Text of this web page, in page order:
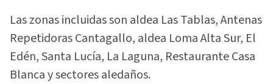
Las zonas incluidas son aldea Las Tablas, Antenas
Repetidoras Cantagallo, aldea Loma Alta Sur, El
Edén, Santa Lucía, La Laguna, Restaurante Casa
Blanca y sectores aledaños.